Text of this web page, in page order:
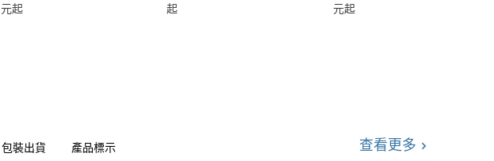
元起
起
元起
查看更多
包裝出貨 產品標示